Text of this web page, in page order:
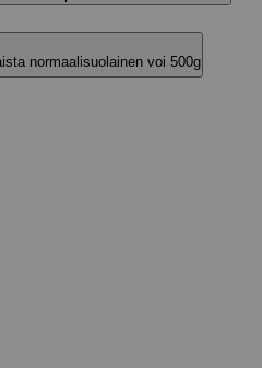
normaalisuolainen voi 500g